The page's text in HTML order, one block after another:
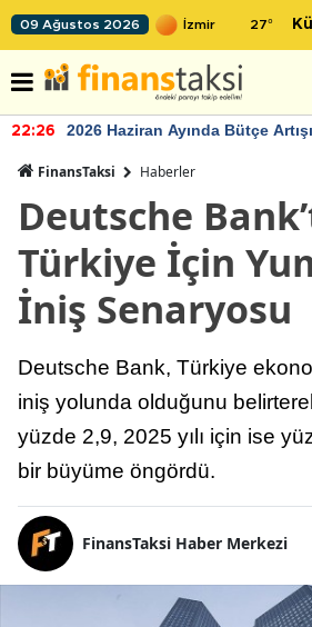
09 Ağustos 2026 27°
22:26 2026 Haziran Ayında Bütçe
FinansTaksi Haberler
Deutsche
Türkiye İçin
İniş Senaryosu
Deutsche Bank, Türkiye
iniş yolunda olduğunu
yüzde 2,9, 2025 yılı için ise
bir büyüme öngördü.
FinansTaksi Haber Merkezi